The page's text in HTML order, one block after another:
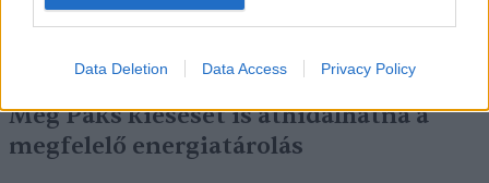
Data Deletion Data Access Privacy Policy
Még Paks kiesését is áthidalhatná a
megfelelő energiatárolás